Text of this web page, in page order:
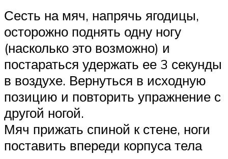
Сесть на мяч, напрячь ягодицы,
осторожно поднять одну ногу
(насколько это возможно) и
постараться удержать ее 3 секунды
в воздухе. Вернуться в исходную
позицию и повторить упражнение с
другой ногой.
Мяч прижать спиной к стене, ноги
поставить впереди корпуса тела